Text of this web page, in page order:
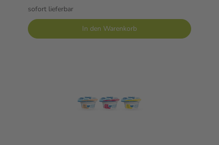
sofort lieferbar
In den Warenkorb